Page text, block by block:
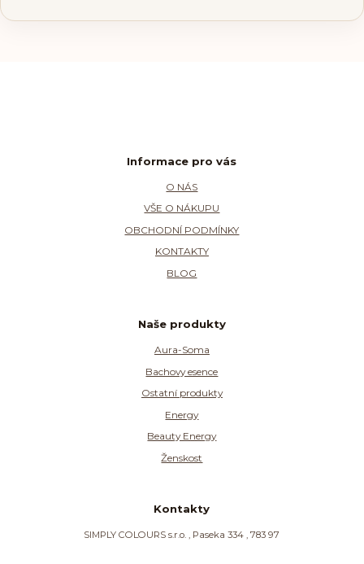
Informace pro vás
O NÁS
VŠE O NÁKUPU
OBCHODNÍ PODMÍNKY
KONTAKTY
BLOG
Naše produkty
Aura-Soma
Bachovy esence
Ostatní produkty
Energy
Beauty Energy
Ženskost
Kontakty
SIMPLY COLOURS s.r.o. , Paseka 334 , 783 97